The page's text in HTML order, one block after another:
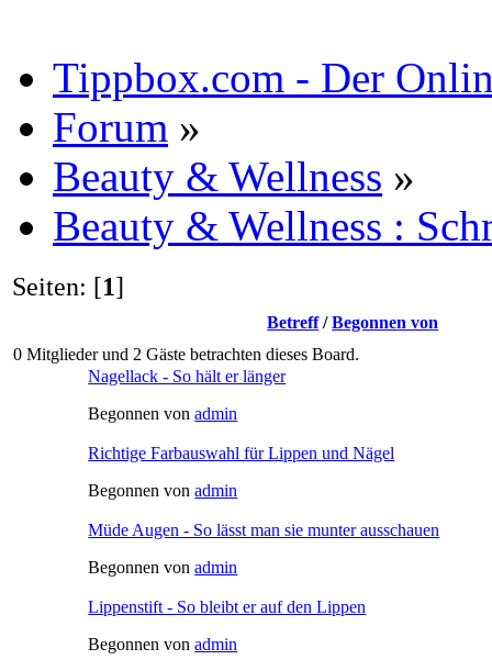
Tippbox.com - Der
Forum »
Beauty & Wellness »
Beauty & Wellness :
Seiten: [1]
Betreff/Begonnen von
0 Mitglieder und 2 Gäste betrachten dieses Board.
Nagellack - So hält er länger
Begonnen vonadmin
Richtige Farbauswahl für Lippen und Nägel
Begonnen vonadmin
Müde Augen - So lässt man sie munter ausschauen
Begonnen vonadmin
Lippenstift - So bleibt er auf den Lippen
Begonnen vonadmin